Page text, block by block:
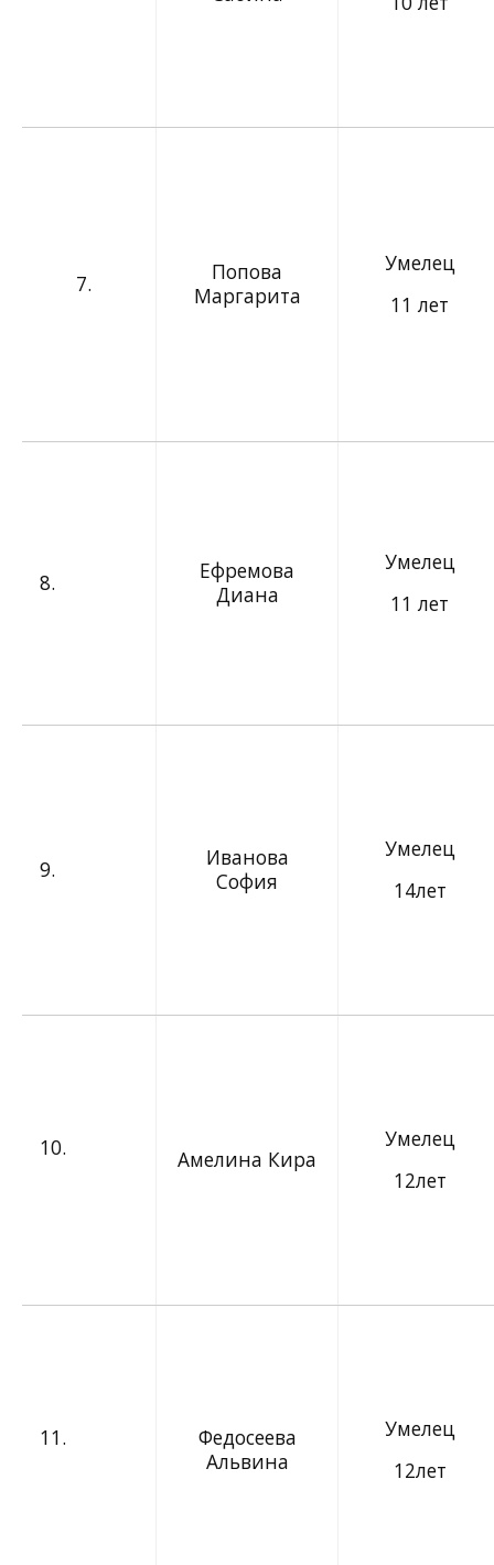
7.
Попова
Маргарита
Умелец
11 лет
8.
Ефремова
Диана
Умелец
11 лет
9.
Иванова
София
Умелец
14лет
10. Амелина Кира
Умелец
12лет
11.
Федосеева
Альвина
Умелец
12лет